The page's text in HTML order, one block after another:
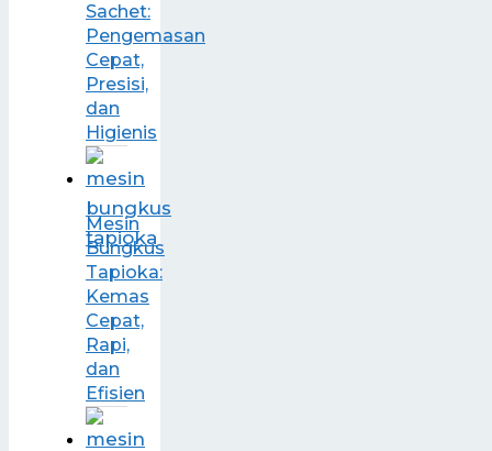
Sachet:
Pengemasan
Cepat,
Presisi,
dan
Higienis
Mesin
Bungkus
Tapioka:
Kemas
Cepat,
Rapi,
dan
Efisien